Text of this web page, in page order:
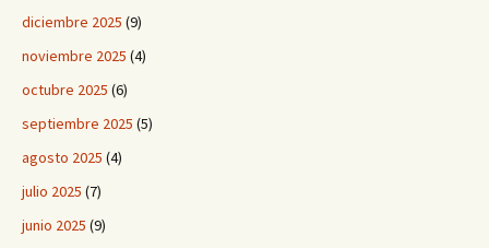
diciembre 2025 (9)
noviembre 2025 (4)
octubre 2025 (6)
septiembre 2025 (5)
agosto 2025 (4)
julio 2025 (7)
junio 2025 (9)